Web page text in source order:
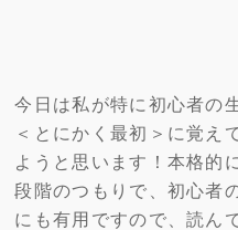
今日は私が特に初心者の
＜とにかく最初＞に覚え
ようと思います！本格的
段階のつもりで、初心者
にも有用ですので、読ん